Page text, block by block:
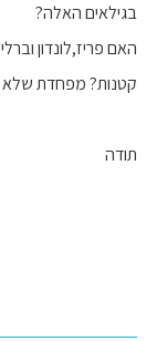
בגילאים האלה?
האם פריז,לונדון
קטנות? מפחדת שלא
תודה